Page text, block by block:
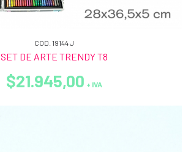
COD. 19144 J
SET DE ARTE TRENDY T8
$21.945,00 + IVA